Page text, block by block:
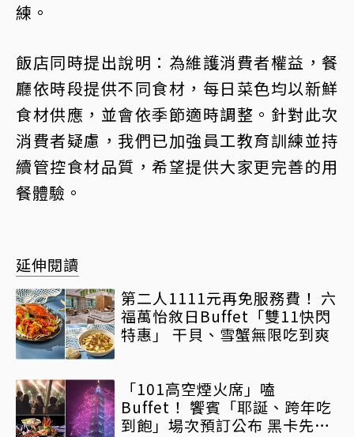
練。
飯店同時提出說明：為維護消費者權益，餐
廳依時段提供不同食材，每日菜色均以新鮮
食材供應，並會依季節適時調整。針對此次
消費者疑慮，我們已加強員工教育訓練並持
續管控食材品質，希望提供大家更完善的用
餐體驗。
延伸閱讀
第二人1111元再免服務費！ 六
福萬怡敘日Buffet「雙11快閃
特惠」 干貝、雪蟹無限吃到爽
「101高空煙火席」嗑
Buffet！ 饗賓「耶誕、跨年吃
到飽」場次預訂公布 黑卡先搶